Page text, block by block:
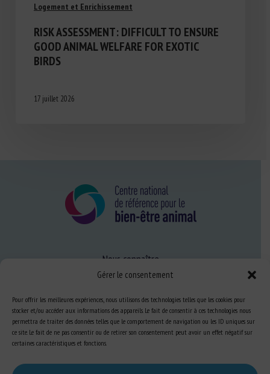
Gérer le consentement
Pour offrir les meilleures expériences, nous utilisons des technologies telles que les cookies pour
stocker et/ou accéder aux informations des appareils. Le fait de consentir à ces technologies nous
permettra de traiter des données telles que le comportement de navigation ou les ID uniques sur
ce site. Le fait de ne pas consentir ou de retirer son consentement peut avoir un effet négatif sur
certaines caractéristiques et fonctions.
Logement et Enrichissement
RISK ASSESSMENT: DIFFICULT TO ENSURE
GOOD ANIMAL WELFARE FOR EXOTIC
BIRDS
17 juillet 2026
Nous connaître
FAQ
Expertise
S’informer sur le BEA